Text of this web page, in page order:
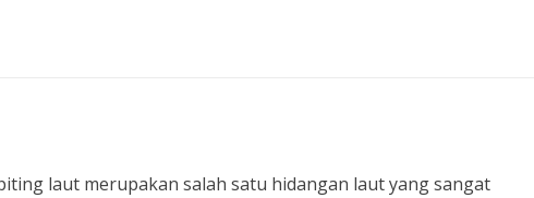
laut merupakan salah satu hidangan laut yang sangat